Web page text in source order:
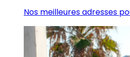
Nos meilleures adresses